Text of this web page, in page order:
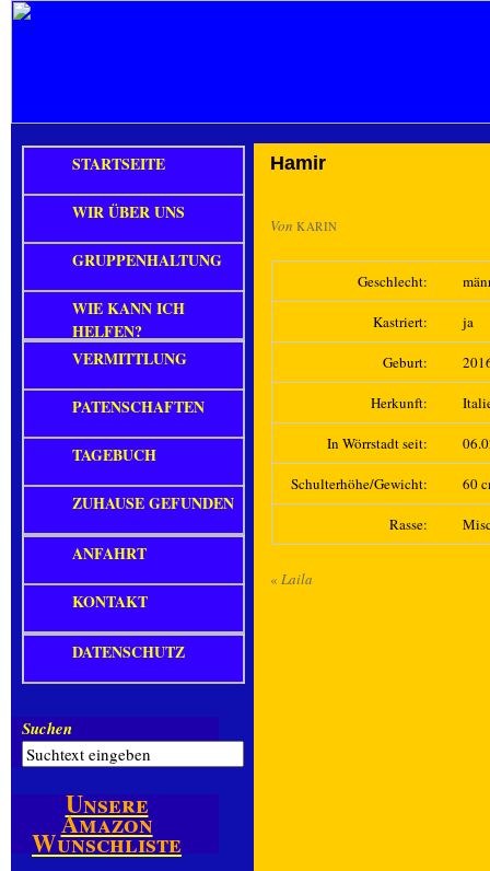
Hamir
Von KARIN
Geschlecht:
Kastriert: ja
Geburt:
Herkunft:
In Wörrstadt seit:
Schulterhöhe/Gewicht: 60
Rasse:
« Laila
STARTSEITE
WIR ÜBER UNS
GRUPPENHALTUNG
WIE KANN ICH
HELFEN?
VERMITTLUNG
PATENSCHAFTEN
TAGEBUCH
ZUHAUSE GEFUNDEN
ANFAHRT
KONTAKT
DATENSCHUTZ
Suchen
Unsere
Amazon
Wunschliste